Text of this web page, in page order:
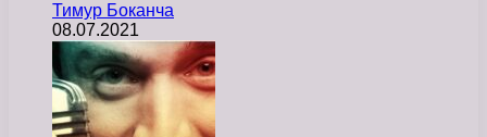
Тимур Боканча
08.07.2021